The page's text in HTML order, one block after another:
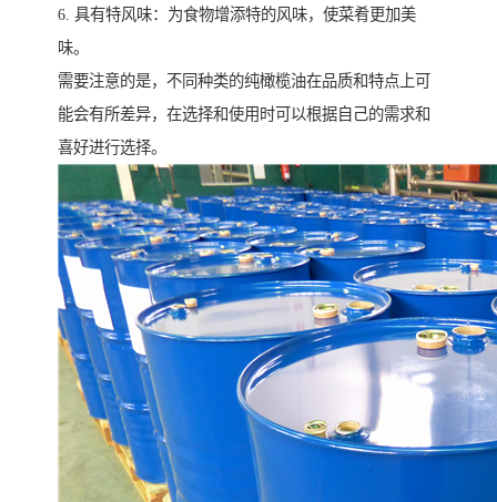
6. 具有特风味：为食物增添特的风味，使菜肴更加美
味。
需要注意的是，不同种类的纯橄榄油在品质和特点上可
能会有所差异，在选择和使用时可以根据自己的需求和
喜好进行选择。